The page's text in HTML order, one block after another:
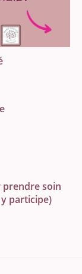
prendre soin
participe)